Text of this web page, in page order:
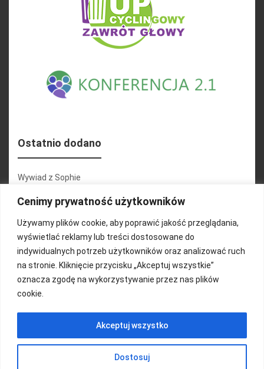
Cenimy prywatność użytkowników
Używamy plików cookie, aby poprawić jakość przeglądania,
wyświetlać reklamy lub treści dostosowane do
indywidualnych potrzeb użytkowników oraz analizować ruch
na stronie. Kliknięcie przycisku „Akceptuj wszystkie”
oznacza zgodę na wykorzystywanie przez nas plików
cookie.
Dostosuj
Akceptuj wszystko
Ostatnio dodano
Wywiad z Sophie
Konferencja 2.1
Martyna Wojciechowska
Relacja zdjęciowa 25.09.2024r (cz.2)
Wywiady z uczestnikami
FUNDACJA KOLOROWO